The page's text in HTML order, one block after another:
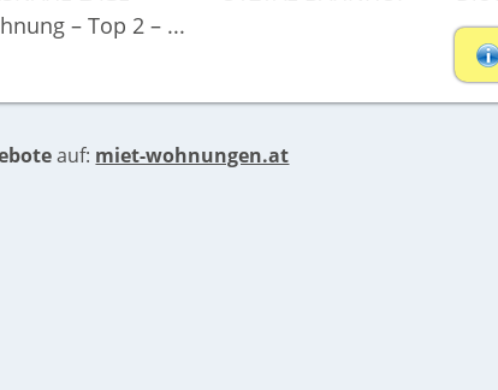
– Top 2 – ...
auf: miet-wohnungen.at